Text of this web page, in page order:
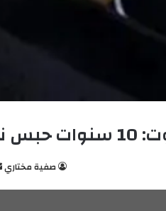
مليون دينار
صفية مختاري